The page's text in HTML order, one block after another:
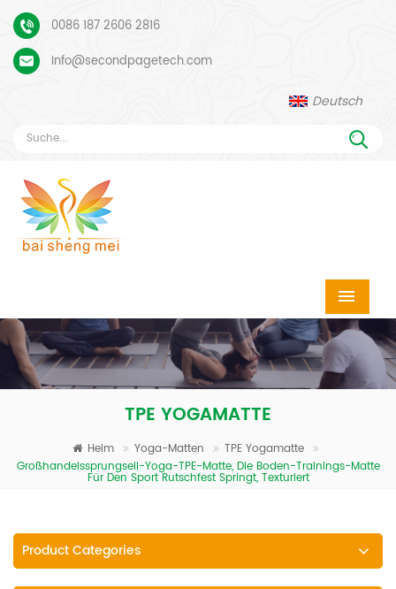
0086 187 2606 2816
Info@secondpagetech.com
Deutsch
TPE YOGAMATTE
Heim Yoga-Matten
TPE Yogamatte
Großhandelssprungseil-Yoga-TPE-Matte, Die Boden-Trainings-Matte
Für Den Sport Rutschfest Springt, Texturiert
Product Categories